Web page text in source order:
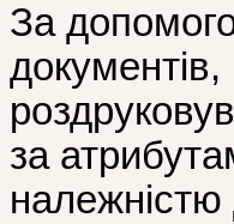
За
за
належністю